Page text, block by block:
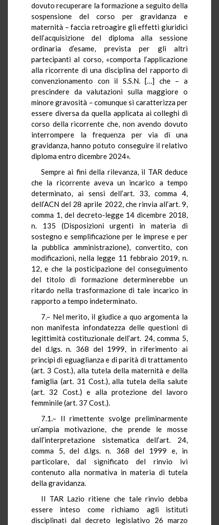
dovuto recuperare la formazione a seguito della
sospensione del corso per gravidanza e
maternità – faccia retroagire gli effetti giuridici
dell’acquisizione del diploma alla sessione
ordinaria d’esame, prevista per gli altri
partecipanti al corso, «comporta l’applicazione
alla ricorrente di una disciplina del rapporto di
convenzionamento con il S.S.N. […] che – a
prescindere da valutazioni sulla maggiore o
minore gravosità – comunque si caratterizza per
essere diversa da quella applicata ai colleghi di
corso della ricorrente che, non avendo dovuto
interrompere la frequenza per via di una
gravidanza, hanno potuto conseguire il relativo
diploma entro dicembre 2024».
Sempre ai fini della rilevanza, il TAR deduce
che la ricorrente aveva un incarico a tempo
determinato, ai sensi dell’art. 33, comma 4,
dell’ACN del 28 aprile 2022, che rinvia all’art. 9,
comma 1, del decreto-legge 14 dicembre 2018,
n. 135 (Disposizioni urgenti in materia di
sostegno e semplificazione per le imprese e per
la pubblica amministrazione), convertito, con
modificazioni, nella legge 11 febbraio 2019, n.
12, e che la posticipazione del conseguimento
del titolo di formazione determinerebbe un
ritardo nella trasformazione di tale incarico in
rapporto a tempo indeterminato.
7.– Nel merito, il giudice a quo argomenta la
non manifesta infondatezza delle questioni di
legittimità costituzionale dell’art. 24, comma 5,
del d.lgs. n. 368 del 1999, in riferimento ai
principi di eguaglianza e di parità di trattamento
(art. 3 Cost.), alla tutela della maternità e della
famiglia (art. 31 Cost.), alla tutela della salute
(art. 32 Cost.) e alla protezione del lavoro
femminile (art. 37 Cost.).
7.1.– Il rimettente svolge preliminarmente
un’ampia motivazione, che prende le mosse
dall’interpretazione sistematica dell’art. 24,
comma 5, del d.lgs. n. 368 del 1999 e, in
particolare, dal significato del rinvio ivi
contenuto alla normativa in materia di tutela
della gravidanza.
Il TAR Lazio ritiene che tale rinvio debba
essere inteso come richiamo agli istituti
disciplinati dal decreto legislativo 26 marzo